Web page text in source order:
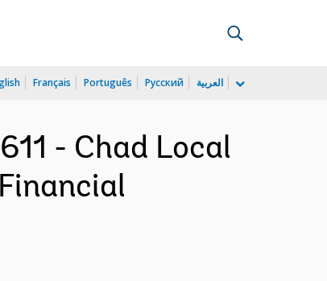
Français Português Русский العربية
- Chad Local